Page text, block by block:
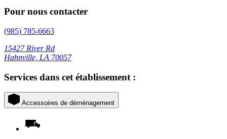
Pour nous contacter
(985) 785-6663
15427 River Rd
Hahnville, LA 70057
Services dans cet établissement :
Accessoires de déménagement